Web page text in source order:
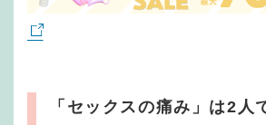
「セックスの痛み」は2人